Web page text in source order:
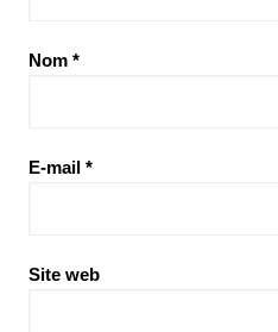
Nom *
E-mail *
Site web